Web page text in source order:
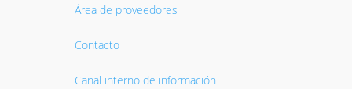
Área de proveedores
Contacto
Canal interno de información